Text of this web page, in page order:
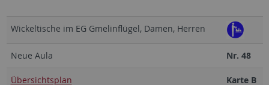
Wickeltische im EG Gmelinflügel, Damen, Herren
Neue Aula Nr. 48
Übersichtsplan Karte B